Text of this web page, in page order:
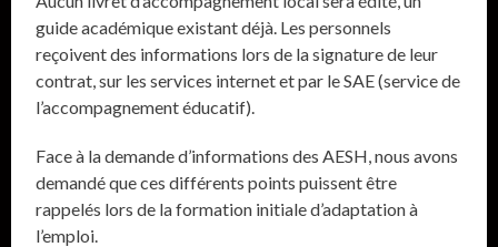
guide académique existant déjà. Les personnels
reçoivent des informations lors de la signature de leur
contrat, sur les services internet et par le SAE (service de
l’accompagnement éducatif).
Face à la demande d’informations des AESH, nous avons
demandé que ces différents points puissent être
rappelés lors de la formation initiale d’adaptation à
l’emploi.